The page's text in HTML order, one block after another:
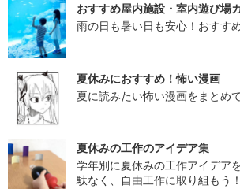
おすすめ屋内施設・室内遊び場
雨の日も暑い日も安心！おすす
夏休みにおすすめ！怖い漫画
夏に読みたい怖い漫画をまとめ
夏休みの工作のアイデア集
学年別に夏休みの工作アイデア
駄なく、自由工作に取り組もう！